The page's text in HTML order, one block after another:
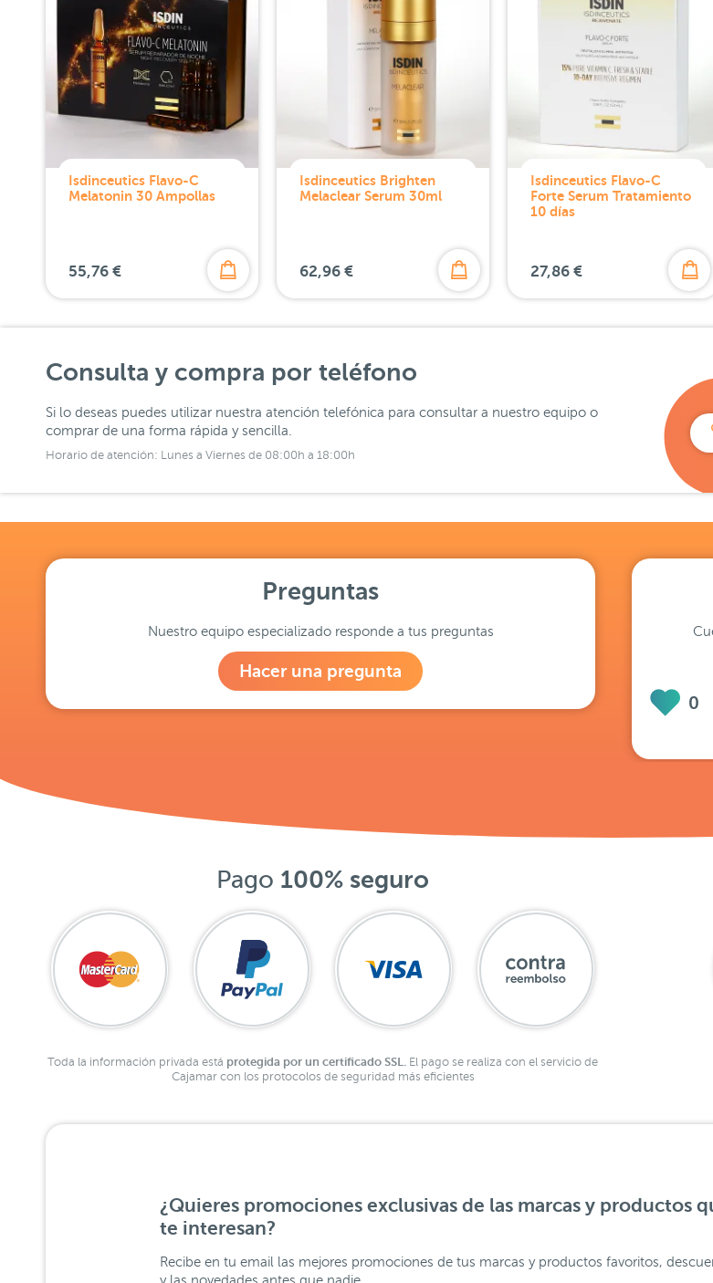
Isdinceutics Flavo-C
Melatonin 30 Ampollas
55,76 €
Isdinceutics Brighten
Melaclear Serum 30ml
62,96 €
Isdinceutics Flavo-C
Forte Serum Tratamiento
10 días
27,86 €
Consulta y compra por teléfono
Si lo deseas puedes utilizar nuestra atención telefónica para consultar a nuestro equipo o
comprar de una forma rápida y sencilla.
Horario de atención: Lunes a Viernes de 08:00h a 18:00h
Preguntas
Nuestro equipo especializado responde a tus preguntas
Hacer una pregunta
0
Pago 100% seguro
Toda la información privada está protegida por un certificado SSL.
El pago se realiza con el servicio de
Cajamar con los protocolos de seguridad más eficientes
¿Quieres promociones exclusivas de las marcas y productos
te interesan?
Recibe en tu email las mejores promociones de tus marcas y productos favoritos,